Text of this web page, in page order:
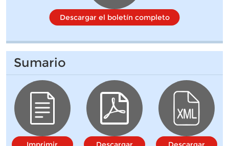
Descargar el boletín completo
Sumario